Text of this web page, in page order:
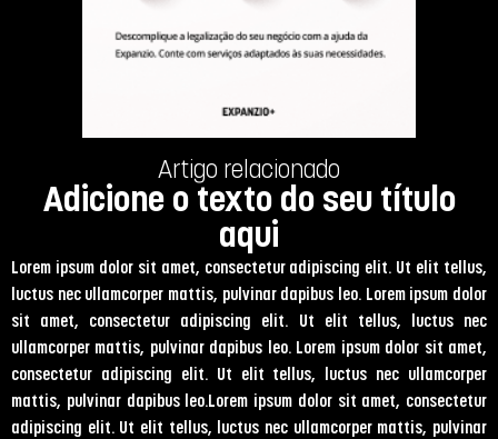
Artigo relacionado
Adicione o texto do seu título
aqui
Lorem ipsum dolor sit amet, consectetur adipiscing elit. Ut elit tellus,
luctus nec ullamcorper mattis, pulvinar dapibus leo. Lorem ipsum dolor
sit amet, consectetur adipiscing elit. Ut elit tellus, luctus nec
ullamcorper mattis, pulvinar dapibus leo. Lorem ipsum dolor sit amet,
consectetur adipiscing elit. Ut elit tellus, luctus nec ullamcorper
mattis, pulvinar dapibus leo.Lorem ipsum dolor sit amet, consectetur
adipiscing elit. Ut elit tellus, luctus nec ullamcorper mattis, pulvinar